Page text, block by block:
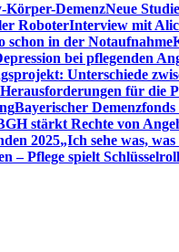
Körper-DemenzNeue
RoboterInterview mit
schon in der Notaufnahme
bei pflegenden
Unterschiede
für die
Bayerischer
stärkt Rechte von
2025„Ich sehe was,
– Pflege spielt